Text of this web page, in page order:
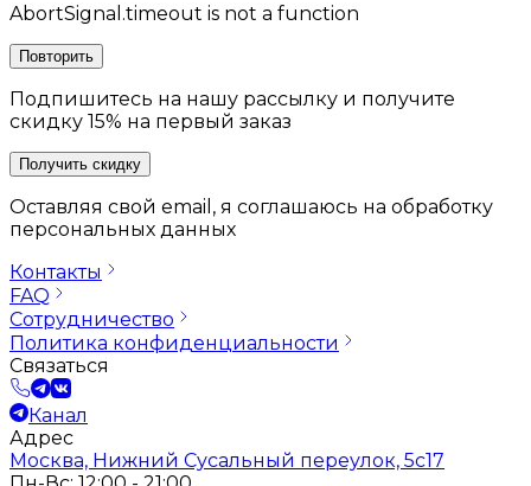
AbortSignal.timeout is not a function
Повторить
Подпишитесь на нашу рассылку и получите
скидку 15% на первый заказ
Получить скидку
Оставляя свой email, я соглашаюсь на обработку
персональных данных
Контакты
FAQ
Сотрудничество
Политика конфиденциальности
Связаться
Канал
Адрес
Москва, Нижний Сусальный переулок, 5с17